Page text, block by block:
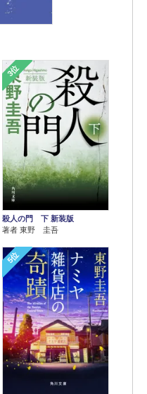
3位
殺人の門 下 新装版
著者 東野 圭吾
5位